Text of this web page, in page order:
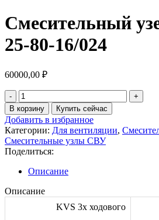
Смесительный
25-80-16/024
60000,00 ₽
Количество
товара
Смесительный
узел
СВУ
ББ
25-
80-
16/024
В корзину Купить сейчас
Добавить в избранное
Категории: Для вентиляции,
Смесительные узлы СВУ
Поделиться:
Описание
Описание
KVS 3х ходового